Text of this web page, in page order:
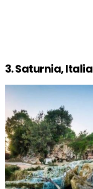
3. Saturnia, Italia